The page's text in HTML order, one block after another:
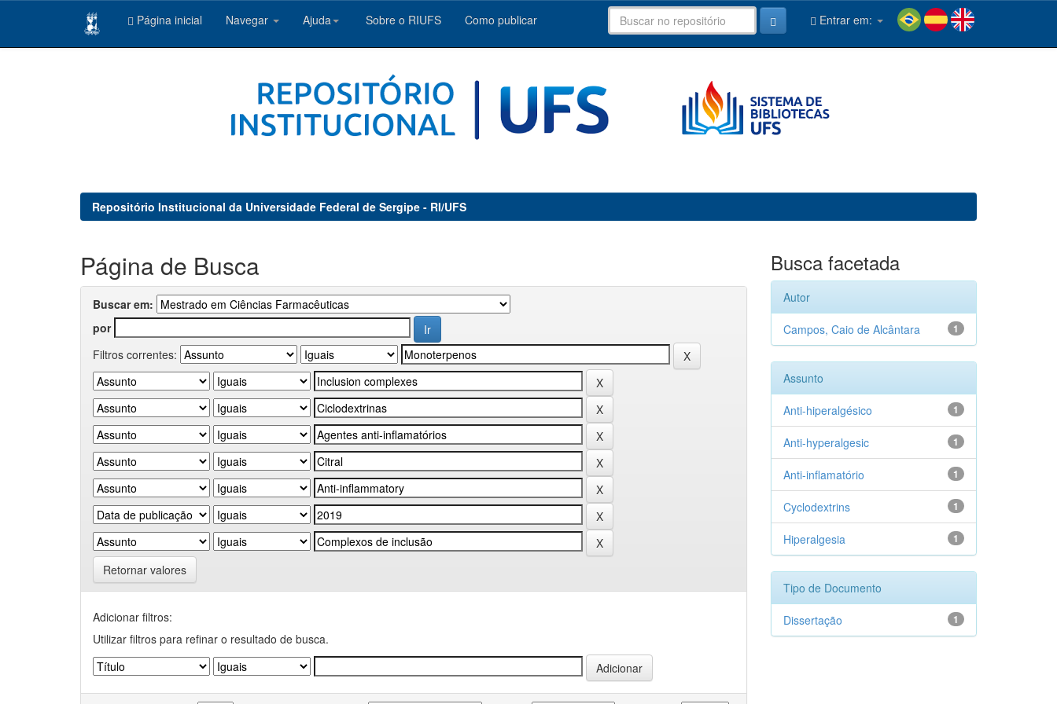
Página inicial Navegar Ajuda Sobre o RIUFS Como publicar Entrar em:
Repositório Institucional da Universidade Federal de Sergipe - RI/UFS
Página de Busca
Buscar em:
por
Filtros correntes:
Retornar valores
Adicionar filtros:
Utilizar filtros para refinar o resultado de busca.
Busca facetada
Autor
1
Campos, Caio de Alcântara
Assunto
1
Anti-hiperalgésico
1
Anti-hyperalgesic
1
Anti-inflamatório
1
Cyclodextrins
1
Hiperalgesia
Tipo de Documento
1
Dissertação